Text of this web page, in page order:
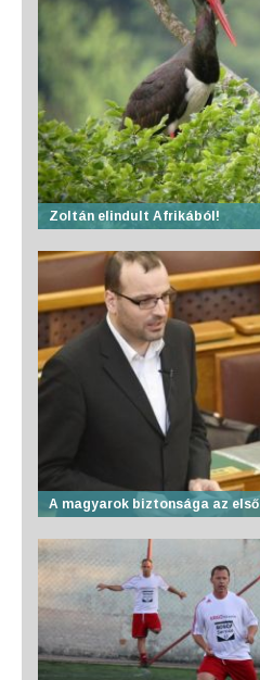
Zoltán elindult Afrikából!
A magyarok biztonsága az első